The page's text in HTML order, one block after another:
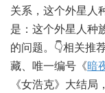
关系，这个外星人
是：这个外星人种
的问题。👇相关推
藏、唯一编号《暗
《女浩克》大结局